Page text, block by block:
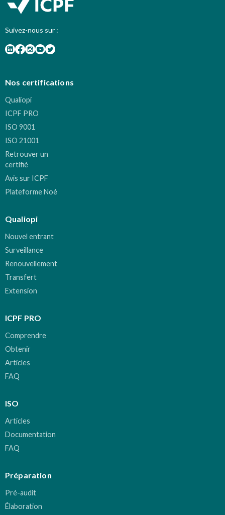
Suivez-nous sur :
Nos certifications
Qualiopi
ICPF PRO
ISO 9001
ISO 21001
Retrouver un
certifié
Avis sur ICPF
Plateforme Noé
Qualiopi
Nouvel entrant
Surveillance
Renouvellement
Transfert
Extension
ICPF PRO
Comprendre
Obtenir
Articles
FAQ
ISO
Articles
Documentation
FAQ
Préparation
Pré-audit
Élaboration